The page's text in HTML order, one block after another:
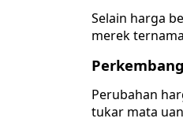
Selain harga
merek
Perubahan
tukar mata